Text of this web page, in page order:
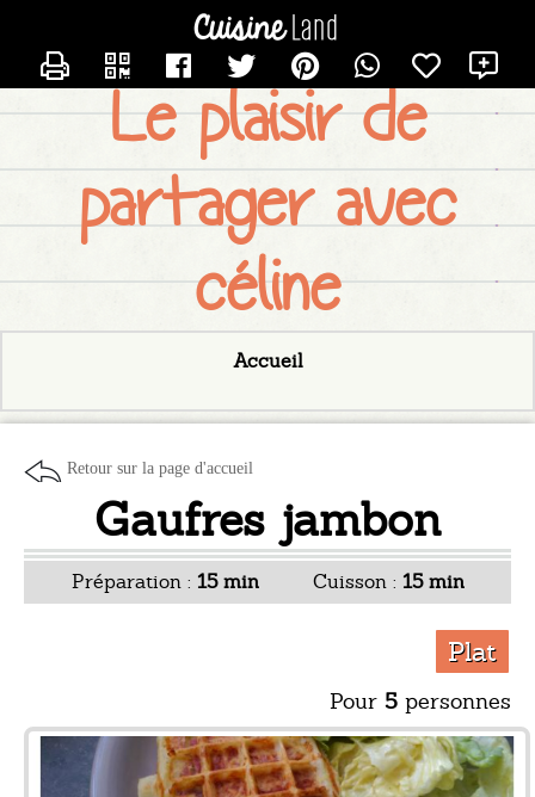
Le plaisir de
partager avec
céline
Accueil
Retour sur la page d'accueil
Gaufres jambon
Préparation : 15 min Cuisson : 15 min
Plat
Pour 5 personnes
CONTACTER LESDELICES